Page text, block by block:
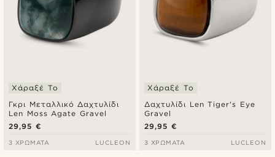
Γκρι Μεταλλικό Δαχτυλίδι
Len Moss Agate Gravel
Χάραξέ Το
29,95 €
3 ΧΡΏΜΑΤΑ LUCLEON
Δαχτυλίδι Len Tiger's Eye
Gravel
Χάραξέ Το
29,95 €
3 ΧΡΏΜΑΤΑ LUCLEON